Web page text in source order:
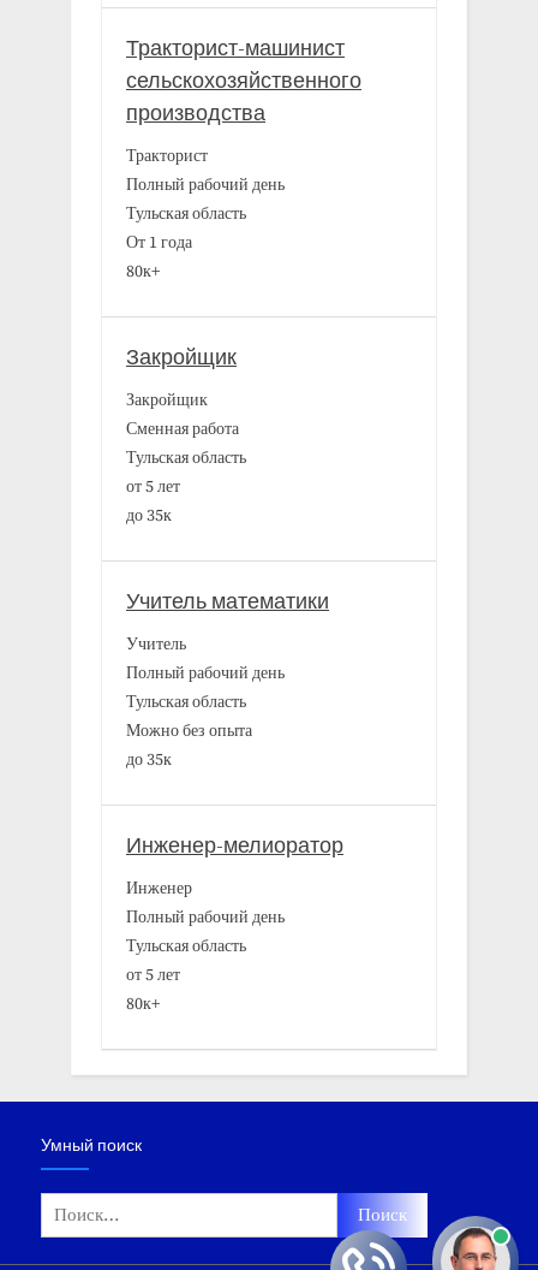
Тракторист-машинист
сельскохозяйственного
производства
Тракторист
Полный рабочий день
Тульская область
От 1 года
80к+
Закройщик
Закройщик
Сменная работа
Тульская область
от 5 лет
до 35к
Учитель математики
Учитель
Полный рабочий день
Тульская область
Можно без опыта
до 35к
Инженер-мелиоратор
Инженер
Полный рабочий день
Тульская область
от 5 лет
80к+
Умный поиск
Найти: